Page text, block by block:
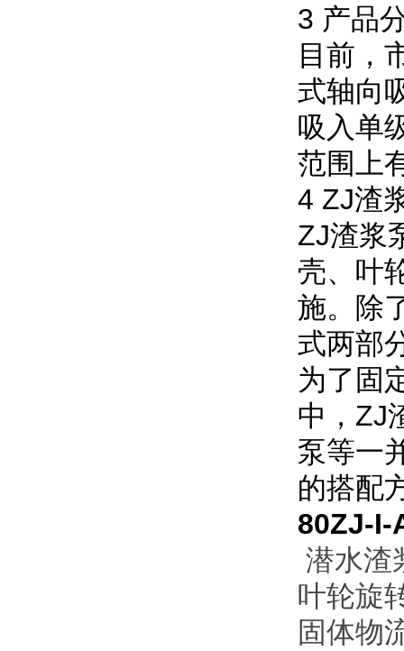
3 产品
目前，
式轴向
吸入单
范围上
4 ZJ渣
ZJ渣浆
壳、叶
施。 除
式两部
为了固
中，ZJ
泵等一
的搭配
80ZJ-I-
潜水渣
叶轮旋
固体物